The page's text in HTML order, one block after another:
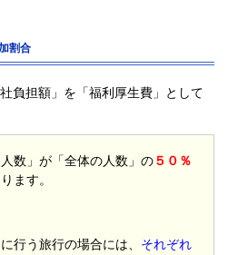
割合
負担額」を「福利厚生費」として
数」が「全体の人数」の５０％
ます。
行う旅行の場合には、 それぞれ